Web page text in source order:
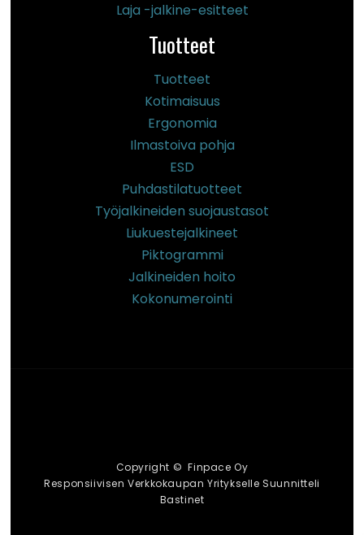
Laja -jalkine-esitteet
Tuotteet
Tuotteet
Kotimaisuus
Ergonomia
Ilmastoiva pohja
ESD
Puhdastilatuotteet
Työjalkineiden suojaustasot
Liukuestejalkineet
Piktogrammi
Jalkineiden hoito
Kokonumerointi
Copyright © Finpace Oy
Responsiivisen Verkkokaupan Yritykselle Suunnitteli
Bastinet